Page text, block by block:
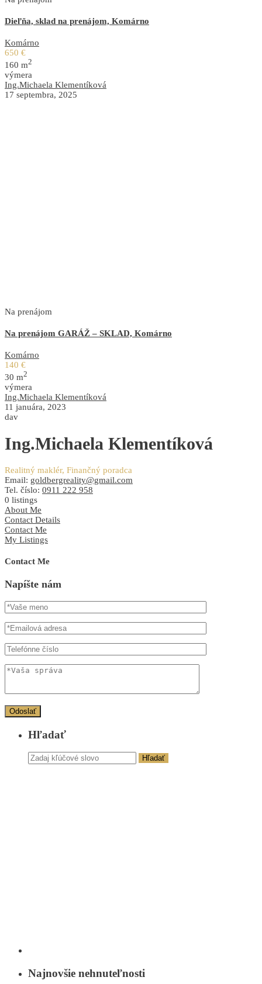
Dieľňa, sklad na prenájom, Komárno
Komárno
650 €
160 m2
výmera
Ing.Michaela Klementíková
17 septembra, 2025
Na prenájom
Na prenájom GARÁŽ – SKLAD, Komárno
Komárno
140 €
30 m2
výmera
Ing.Michaela Klementíková
11 januára, 2023
dav
Ing.Michaela Klementíková
Realitný maklér, Finančný poradca
Email: goldbergreality@gmail.com
Tel. číslo: 0911 222 958
0 listings
About Me
Contact Details
Contact Me
My Listings
Contact Me
Napíšte nám
Hľadať
Hľadať
Najnovšie nehnuteľnosti